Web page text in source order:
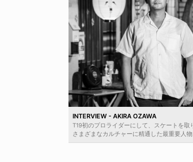
INTERVIEW - AKIRA OZAWA
T19初のプロライダーにして、スケートを取
さまざまなカルチャーに精通した最重要人物